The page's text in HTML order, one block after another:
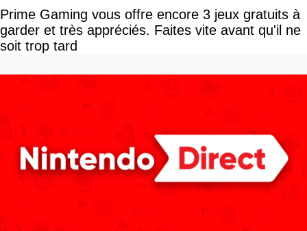
Prime Gaming vous offre encore 3 jeux gratuits à
garder et très appréciés. Faites vite avant qu'il ne
soit trop tard